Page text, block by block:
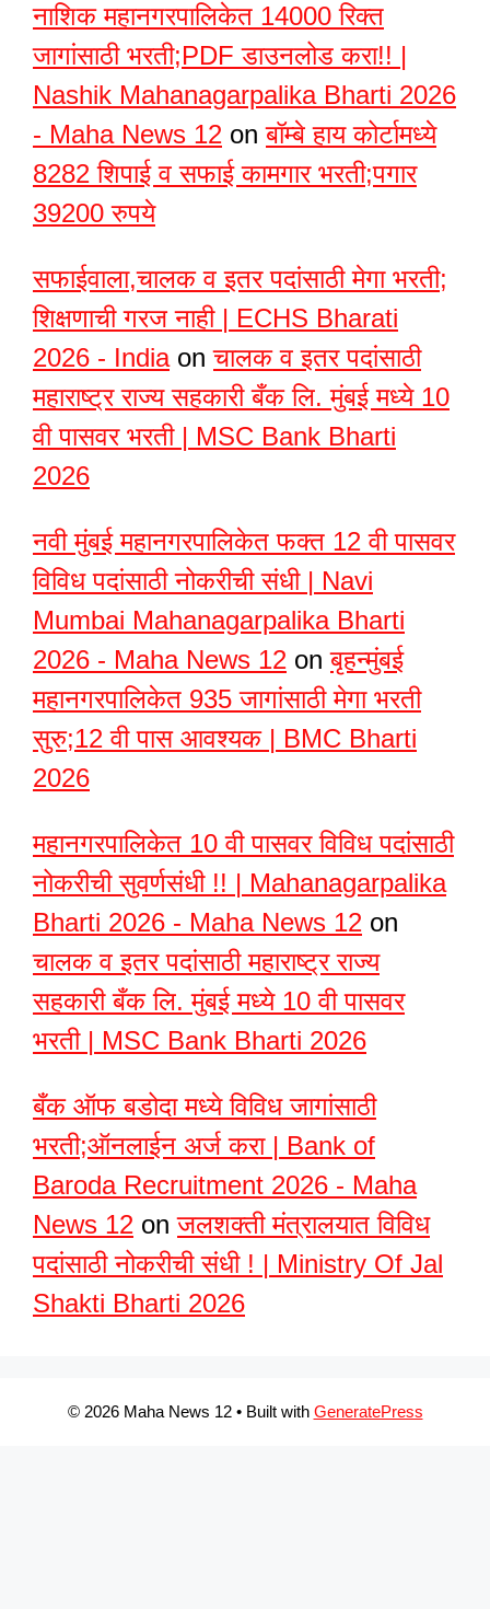
नाशिक महानगरपालिकेत 14000 रिक्त
जागांसाठी भरती;PDF डाउनलोड करा!! |
Nashik Mahanagarpalika Bharti 2026
- Maha News 12 onबॉम्बे हाय कोर्टामध्ये
8282 शिपाई व सफाई कामगार भरती;पगार
39200 रुपये
सफाईवाला,चालक व इतर पदांसाठी मेगा भरती;
शिक्षणाची गरज नाही | ECHS Bharati
2026 - Indiaonचालक व इतर पदांसाठी
महाराष्ट्र राज्य सहकारी बँक लि. मुंबई मध्ये 10
वी पासवर भरती | MSC Bank Bharti
2026
नवी मुंबई महानगरपालिकेत फक्त 12 वी पासवर
विविध पदांसाठी नोकरीची संधी | Navi
Mumbai Mahanagarpalika Bharti
2026 - Maha News 12 onबृहन्मुंबई
महानगरपालिकेत 935 जागांसाठी मेगा भरती
सुरु;12 वी पास आवश्यक | BMC Bharti
2026
महानगरपालिकेत 10 वी पासवर विविध पदांसाठी
नोकरीची सुवर्णसंधी !! | Mahanagarpalika
Bharti 2026 - Maha News 12 on
चालक व इतर पदांसाठी महाराष्ट्र राज्य
सहकारी बँक लि. मुंबई मध्ये 10 वी पासवर
भरती | MSC Bank Bharti 2026
बँक ऑफ बडोदा मध्ये विविध जागांसाठी
भरती;ऑनलाईन अर्ज करा | Bank of
Baroda Recruitment 2026 - Maha
News 12 onजलशक्ती मंत्रालयात विविध
पदांसाठी नोकरीची संधी ! | Ministry Of Jal
Shakti Bharti 2026
© 2026 Maha News 12• Built with GeneratePress